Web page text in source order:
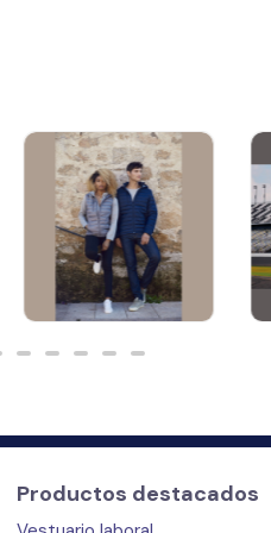
Polo basic
unisex manga
corta bicolor
Productos destacados